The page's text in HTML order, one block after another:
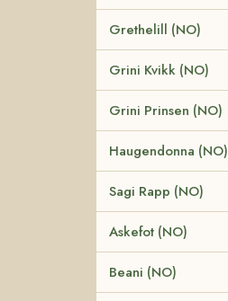
Grethelill (NO)
Grini Kvikk (NO)
Grini Prinsen (NO)
Haugendonna (NO)
Sagi Rapp (NO)
Askefot (NO)
Beani (NO)